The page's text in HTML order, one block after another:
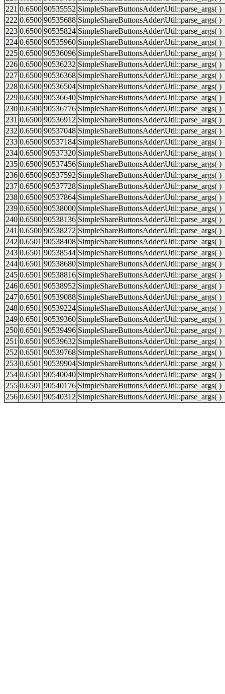
221 0.6500 90535552 SimpleShareButtonsAdder\Util::parse_args( )
222 0.6500 90535688 SimpleShareButtonsAdder\Util::parse_args( )
223 0.6500 90535824 SimpleShareButtonsAdder\Util::parse_args( )
224 0.6500 90535960 SimpleShareButtonsAdder\Util::parse_args( )
225 0.6500 90536096 SimpleShareButtonsAdder\Util::parse_args( )
226 0.6500 90536232 SimpleShareButtonsAdder\Util::parse_args( )
227 0.6500 90536368 SimpleShareButtonsAdder\Util::parse_args( )
228 0.6500 90536504 SimpleShareButtonsAdder\Util::parse_args( )
229 0.6500 90536640 SimpleShareButtonsAdder\Util::parse_args( )
230 0.6500 90536776 SimpleShareButtonsAdder\Util::parse_args( )
231 0.6500 90536912 SimpleShareButtonsAdder\Util::parse_args( )
232 0.6500 90537048 SimpleShareButtonsAdder\Util::parse_args( )
233 0.6500 90537184 SimpleShareButtonsAdder\Util::parse_args( )
234 0.6500 90537320 SimpleShareButtonsAdder\Util::parse_args( )
235 0.6500 90537456 SimpleShareButtonsAdder\Util::parse_args( )
236 0.6500 90537592 SimpleShareButtonsAdder\Util::parse_args( )
237 0.6500 90537728 SimpleShareButtonsAdder\Util::parse_args( )
238 0.6500 90537864 SimpleShareButtonsAdder\Util::parse_args( )
239 0.6500 90538000 SimpleShareButtonsAdder\Util::parse_args( )
240 0.6500 90538136 SimpleShareButtonsAdder\Util::parse_args( )
241 0.6500 90538272 SimpleShareButtonsAdder\Util::parse_args( )
242 0.6501 90538408 SimpleShareButtonsAdder\Util::parse_args( )
243 0.6501 90538544 SimpleShareButtonsAdder\Util::parse_args( )
244 0.6501 90538680 SimpleShareButtonsAdder\Util::parse_args( )
245 0.6501 90538816 SimpleShareButtonsAdder\Util::parse_args( )
246 0.6501 90538952 SimpleShareButtonsAdder\Util::parse_args( )
247 0.6501 90539088 SimpleShareButtonsAdder\Util::parse_args( )
248 0.6501 90539224 SimpleShareButtonsAdder\Util::parse_args( )
249 0.6501 90539360 SimpleShareButtonsAdder\Util::parse_args( )
250 0.6501 90539496 SimpleShareButtonsAdder\Util::parse_args( )
251 0.6501 90539632 SimpleShareButtonsAdder\Util::parse_args( )
252 0.6501 90539768 SimpleShareButtonsAdder\Util::parse_args( )
253 0.6501 90539904 SimpleShareButtonsAdder\Util::parse_args( )
254 0.6501 90540040 SimpleShareButtonsAdder\Util::parse_args( )
255 0.6501 90540176 SimpleShareButtonsAdder\Util::parse_args( )
256 0.6501 90540312 SimpleShareButtonsAdder\Util::parse_args( )